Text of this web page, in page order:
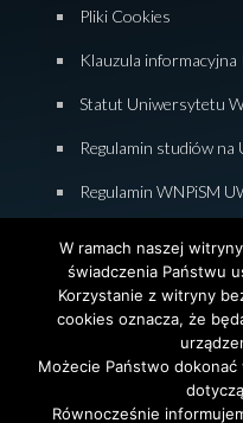
Pliki Cookies
Klauzula
Statut Uniwersytetu
Regulamin studiów na
Regulamin WNPiSM
Deklaracja
© 2026 Wydział
Międzynarodowych.
W ramach naszej
świadczenia Państwu
Korzystanie z witryny
cookies oznacza, że
Możecie Państwo
Równocześnie